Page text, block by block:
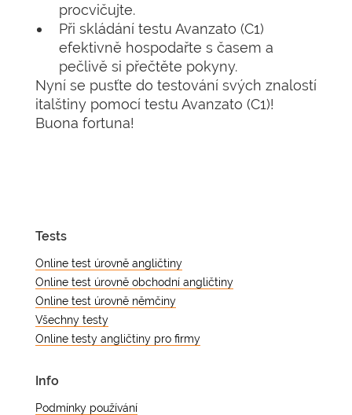
procvičujte.
Při skládání testu Avanzato (C1)
efektivně hospodařte s časem a
pečlivě si přečtěte pokyny.
Nyní se pusťte do testování svých znalostí
italštiny pomocí testu Avanzato (C1)!
Buona fortuna!
Tests
Online test úrovně angličtiny
Online test úrovně obchodní angličtiny
Online test úrovně němčiny
Všechny testy
Online testy angličtiny pro firmy
Info
Podmínky používání